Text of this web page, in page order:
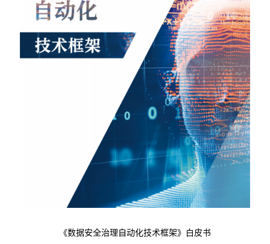
《数据安全治理自动化技术框架》白皮书